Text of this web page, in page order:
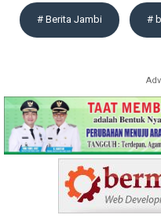
# Berita Jambi #